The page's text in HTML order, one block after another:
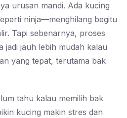
urusan mandi. Ada kucing
ninja—menghilang begitu
Tapi sebenarnya, proses
jadi jauh lebih mudah kalau
yang tepat, terutama bak
tahu kalau memilih bak
kucing makin stres dan